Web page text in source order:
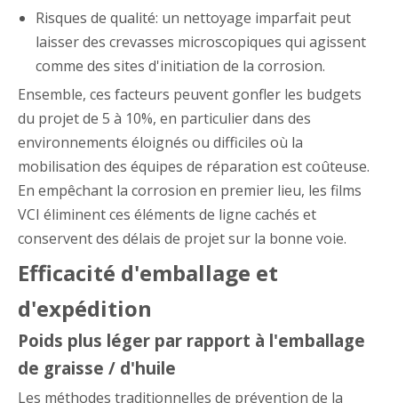
Risques de qualité: un nettoyage imparfait peut
laisser des crevasses microscopiques qui agissent
comme des sites d'initiation de la corrosion.
Ensemble, ces facteurs peuvent gonfler les budgets
du projet de 5 à 10%, en particulier dans des
environnements éloignés ou difficiles où la
mobilisation des équipes de réparation est coûteuse.
En empêchant la corrosion en premier lieu, les films
VCI éliminent ces éléments de ligne cachés et
conservent des délais de projet sur la bonne voie.
Efficacité d'emballage et
d'expédition
Poids plus léger par rapport à l'emballage
de graisse / d'huile
Les méthodes traditionnelles de prévention de la